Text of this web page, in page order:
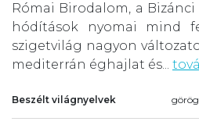
Római Birodalom, a
hódítások nyomai mind
szigetvilág nagyon
mediterrán éghajlat és...
Beszélt világnyelvek